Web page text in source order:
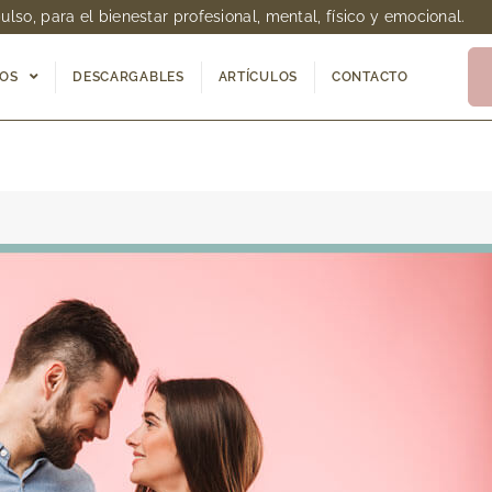
para el bienestar profesional, mental, físico y emocional.
DESCARGABLES ARTÍCULOS CONTACTO